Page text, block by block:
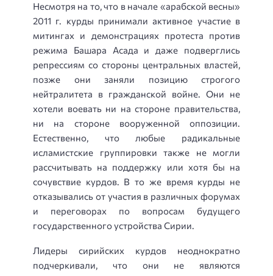
Несмотря на то, что в начале «арабской весны»
2011 г. курды принимали активное участие в
митингах и демонстрациях протеста против
режима Башара Асада и даже подверглись
репрессиям со стороны центральных властей,
позже они заняли позицию строгого
нейтралитета в гражданской войне. Они не
хотели воевать ни на стороне правительства,
ни на стороне вооруженной оппозиции.
Естественно, что любые радикальные
исламистские группировки также не могли
рассчитывать на поддержку или хотя бы на
сочувствие курдов. В то же время курды не
отказывались от участия в различных форумах
и переговорах по вопросам будущего
государственного устройства Сирии.
Лидеры сирийских курдов неоднократно
подчеркивали, что они не являются